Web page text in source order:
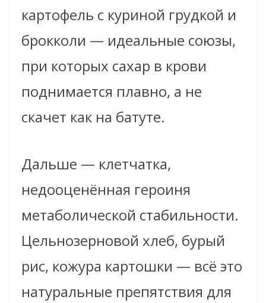
картофель с куриной грудкой и
брокколи — идеальные союзы,
при которых сахар в крови
поднимается плавно, а не
скачет как на батуте.
Дальше — клетчатка,
недооценённая героиня
метаболической стабильности.
Цельнозерновой хлеб, бурый
рис, кожура картошки — всё это
натуральные препятствия для